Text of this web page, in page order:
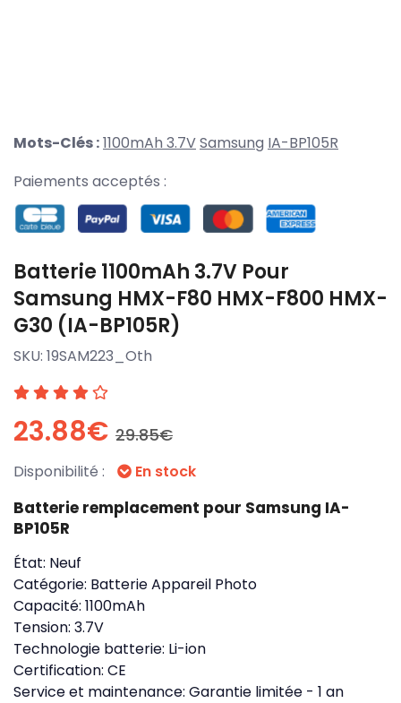
Mots-Clés :1100mAh 3.7VSamsung IA-BP105R
Paiements acceptés :
Batterie 1100mAh 3.7V Pour
Samsung HMX-F80 HMX-F800 HMX-
G30 (IA-BP105R)
SKU: 19SAM223_Oth
23.88€ 29.85€
Disponibilité : En stock
Batterie remplacement pour Samsung IA-
BP105R
État: Neuf
Catégorie: Batterie Appareil Photo
Capacité: 1100mAh
Tension: 3.7V
Technologie batterie: Li-ion
Certification: CE
Service et maintenance: Garantie limitée - 1 an